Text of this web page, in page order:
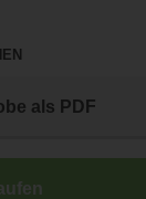
als PDF